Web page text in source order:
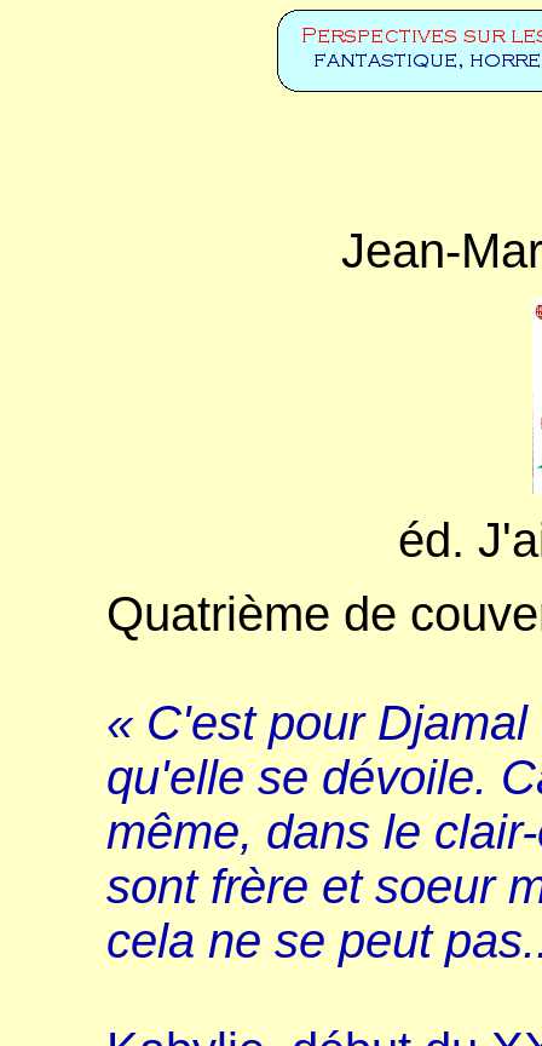
Jean-
éd.
Quatrième de
« C'est pour
qu'elle se dévoile.
même, dans le
sont frère et soeur
cela ne se peut